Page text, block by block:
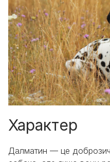
Характер
Далматин — це